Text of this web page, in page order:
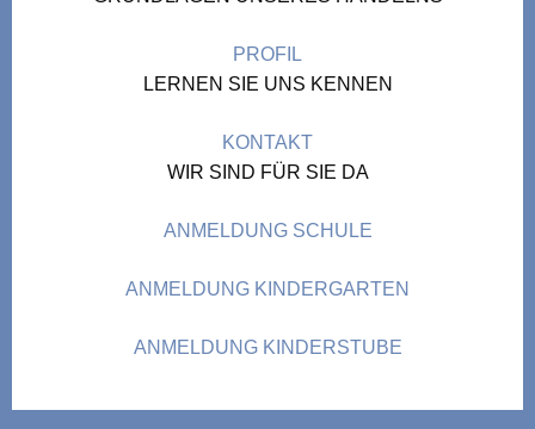
PROFIL
LERNEN SIE UNS KENNEN
KONTAKT
WIR SIND FÜR SIE DA
ANMELDUNG SCHULE
ANMELDUNG KINDERGARTEN
ANMELDUNG KINDERSTUBE